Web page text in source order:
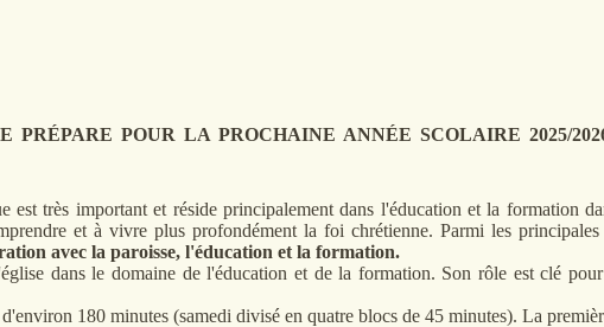
POUR LA PROCHAINE ANNÉE SCOLAIRE 2025/
est très important et réside principalement dans l'éducation et la formation
et à vivre plus profondément la foi chrétienne. Parmi les
avec la paroisse, l'éducation et la formation.
dans le domaine de l'éducation et de la formation. Son rôle est clé
180 minutes (samedi divisé en quatre blocs de 45 minutes). La